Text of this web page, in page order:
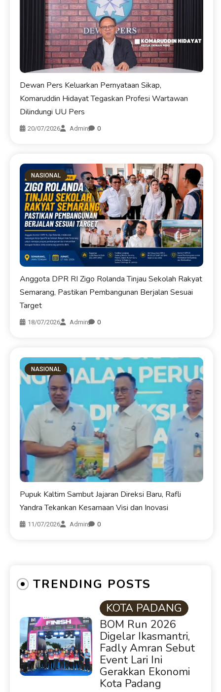
Dewan Pers Keluarkan Pernyataan Sikap,
Komaruddin Hidayat Tegaskan Profesi Wartawan
Dilindungi UU Pers
20/07/2026 Admin 0
NASIONAL
Anggota DPR RI Zigo Rolanda Tinjau Sekolah Rakyat
Semarang, Pastikan Pembangunan Berjalan Sesuai
Target
18/07/2026 Admin 0
NASIONAL
Pupuk Kaltim Sambut Jajaran Direksi Baru, Rafli
Yandra Tekankan Kesamaan Visi dan Inovasi
11/07/2026 Admin 0
TRENDING POSTS
KOTA PADANG
BOM Run 2026
Digelar Ikasmantri,
Fadly Amran Sebut
Event Lari Ini
Gerakkan Ekonomi
Kota Padang